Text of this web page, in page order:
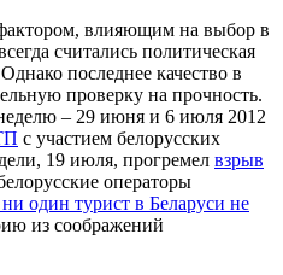
влияющим на выбор в
считались политическая
последнее качество в
проверку на прочность.
– 29 июня и 6 июля 2012
с участием белорусских
19 июля, прогремел взрыв
операторы
один турист в Беларуси не
из соображений